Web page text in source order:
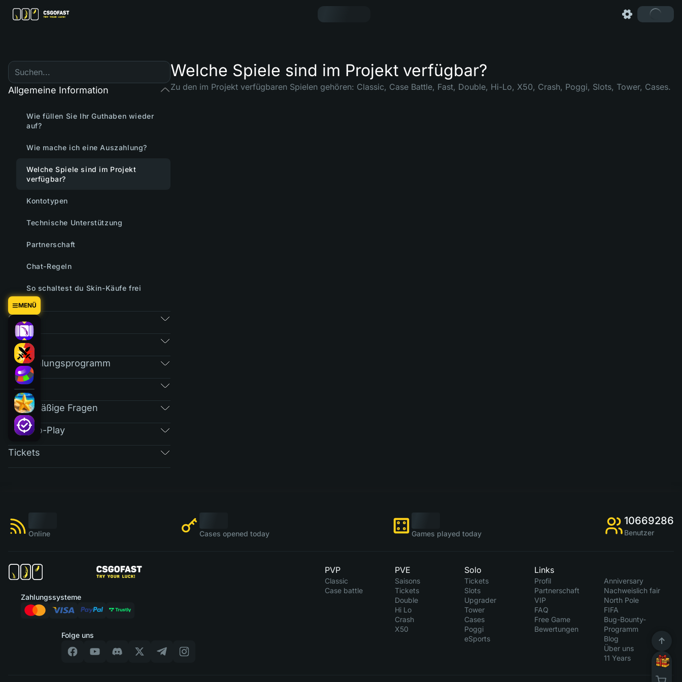
MENÜ
Allgemeine Information
Wie füllen Sie Ihr Guthaben wieder
auf?
Wie mache ich eine Auszahlung?
Welche Spiele sind im Projekt
verfügbar?
Kontotypen
Technische Unterstützung
Partnerschaft
Chat-Regeln
So schaltest du Skin-Käufe frei
Spiele
Markt
Empfehlungsprogramm
RAIN
Regelmäßige Fragen
Free-To-Play
Tickets
Welche Spiele sind im Projekt verfügbar?
Zu den im Projekt verfügbaren Spielen gehören: Classic, Case Battle, Fast, Double, Hi-Lo, X50, Crash, Poggi, Slots, Tower, Cases.
Online Cases opened today Games played today
10669286
Benutzer
Folge uns
Zahlungssysteme
PVP
Classic
Case battle
PVE
Saisons
Tickets
Double
Hi Lo
Crash
X50
Solo
Tickets
Slots
Upgrader
Tower
Cases
Poggi
eSports
Links
Profil
Partnerschaft
VIP
FAQ
Free Game
Bewertungen
Anniversary
Nachweislich fair
North Pole
FIFA
Bug-Bounty-
Programm
Blog
Über uns
11 Years